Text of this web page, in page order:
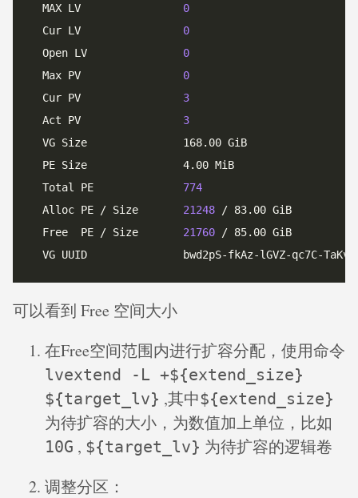
  MAX LV
0
  Cur LV
0
  Open LV
0
  Max PV
0
  Cur PV
3
  Act PV
3
  Total PE
774
  Alloc PE / Size
21248
  Free  PE / Size
21760
可以看到 Free 空间大小
在Free空间范围内进行扩容分配，使用命令
lvextend -L +${extend_size}
${target_lv} ,其中${extend_size}
为待扩容的大小，为数值加上单位，比如
10G , ${target_lv} 为待扩容的逻辑卷
调整分区：